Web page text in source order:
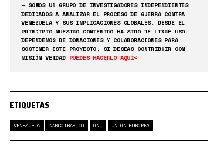
— SOMOS UN GRUPO DE INVESTIGADORES INDEPENDIENTES
DEDICADOS A ANALIZAR EL PROCESO DE GUERRA CONTRA
VENEZUELA Y SUS IMPLICACIONES GLOBALES. DESDE EL
PRINCIPIO NUESTRO CONTENIDO HA SIDO DE LIBRE USO.
DEPENDEMOS DE DONACIONES Y COLABORACIONES PARA
SOSTENER ESTE PROYECTO, SI DESEAS CONTRIBUIR CON
MISIÓN VERDAD PUEDES HACERLO AQUÍ<
ETIQUETAS
VENEZUELA NARCOTRÁFICO ONU UNIÓN EUROPEA